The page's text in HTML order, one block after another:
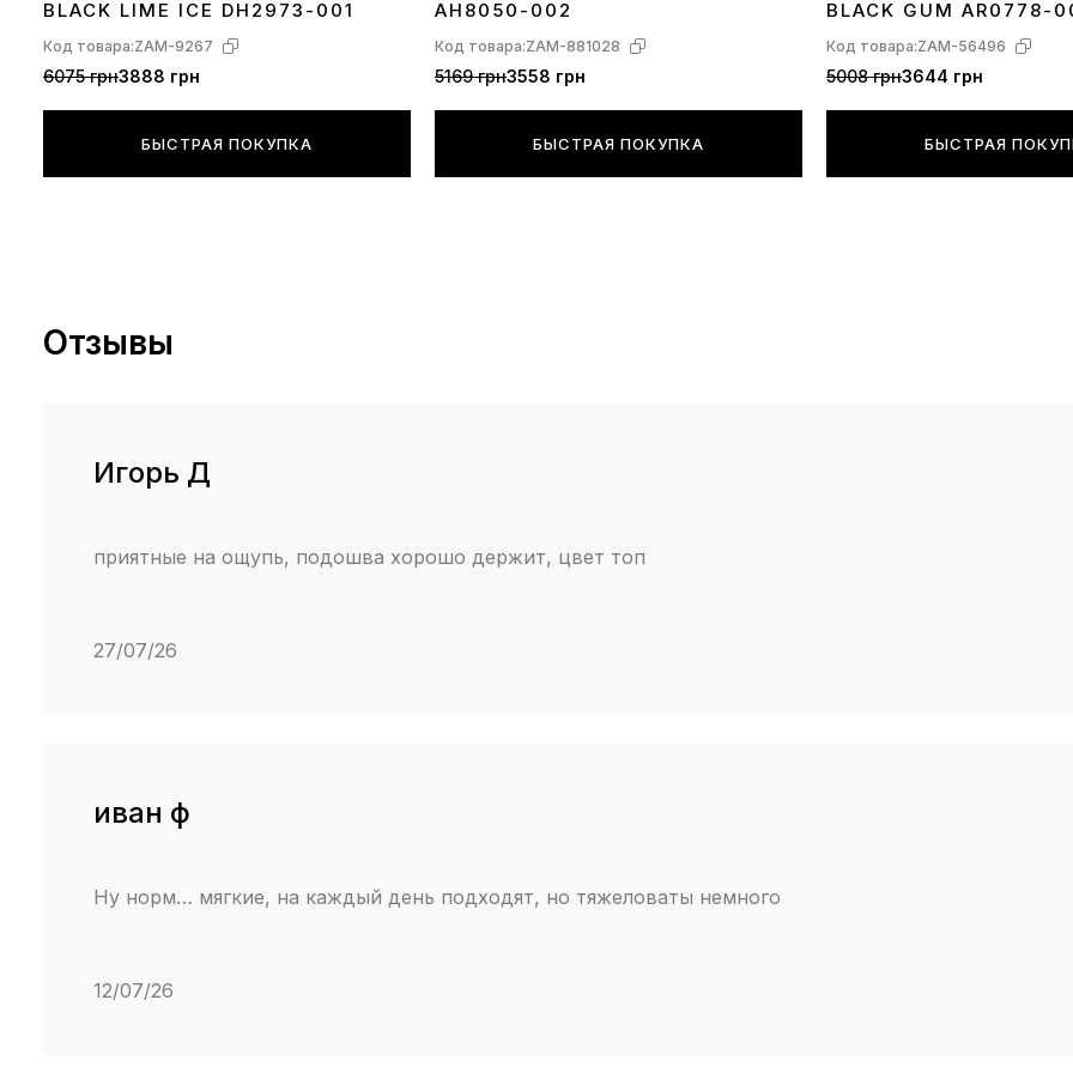
отличием
дизайна.
BLACK LIME ICE DH2973-001
Код товара:ZAM-9267
6075 грн3888 грн
БЫСТРАЯ ПОКУПКА
AH8050-002
Код товара:ZAM-881028
5169 грн3558 грн
БЫСТРАЯ ПОКУПКА
BLACK GUM AR0778-
Код товара:ZAM-56496
5008 грн3644 грн
БЫСТРАЯ
Отзывы
Игорь Д
приятные на ощупь, подошва хорошо держит, цвет топ
27/07/26
иван ф
Ну норм… мягкие, на каждый день подходят, но тяжеловаты немного
12/07/26